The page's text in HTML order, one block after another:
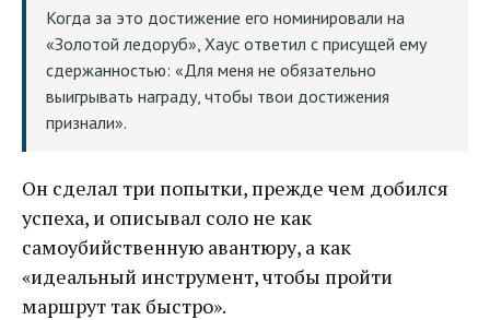
Когда за это достижение его номинировали на
«Золотой ледоруб», Хаус ответил с присущей ему
сдержанностью: «Для меня не обязательно
выигрывать награду, чтобы твои достижения
признали».
Он сделал три попытки, прежде чем добился
успеха, и описывал соло не как
самоубийственную авантюру, а как
«идеальный инструмент, чтобы пройти
маршрут так быстро».